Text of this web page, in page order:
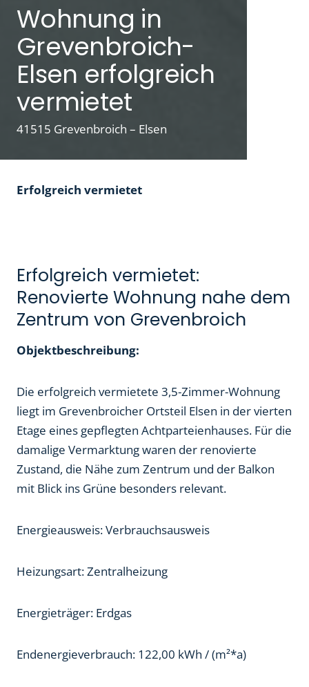
Wohnung in
Grevenbroich-
Elsen erfolgreich
vermietet
41515 Grevenbroich – Elsen
Erfolgreich vermietet
Erfolgreich vermietet:
Renovierte Wohnung nahe dem
Zentrum von Grevenbroich
Objektbeschreibung:
Die erfolgreich vermietete 3,5-Zimmer-Wohnung
liegt im Grevenbroicher Ortsteil Elsen in der vierten
Etage eines gepflegten Achtparteienhauses. Für die
damalige Vermarktung waren der renovierte
Zustand, die Nähe zum Zentrum und der Balkon
mit Blick ins Grüne besonders relevant.
Energieausweis: Verbrauchsausweis
Heizungsart: Zentralheizung
Energieträger: Erdgas
Endenergieverbrauch: 122,00 kWh / (m²*a)